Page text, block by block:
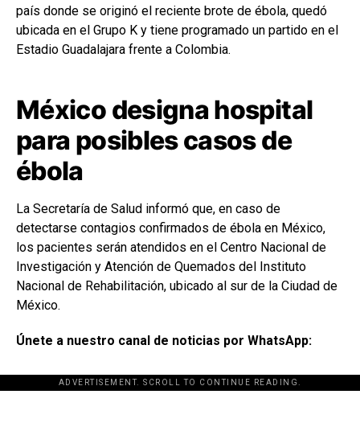
país donde se originó el reciente brote de ébola, quedó
ubicada en el Grupo K y tiene programado un partido en el
Estadio Guadalajara frente a Colombia.
México designa hospital
para posibles casos de
ébola
La Secretaría de Salud informó que, en caso de
detectarse contagios confirmados de ébola en México,
los pacientes serán atendidos en el Centro Nacional de
Investigación y Atención de Quemados del Instituto
Nacional de Rehabilitación, ubicado al sur de la Ciudad de
México.
Únete a nuestro canal de noticias por WhatsApp:
ADVERTISEMENT. SCROLL TO CONTINUE READING.
[adsforwp id="243463"]